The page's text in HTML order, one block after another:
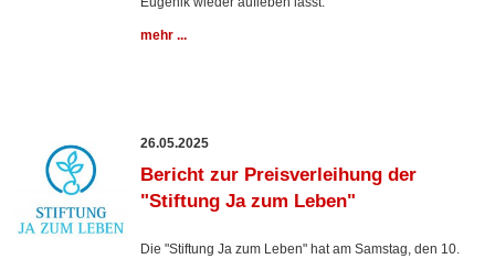
mehr ...
26.05.2025
Bericht zur Preisverleihung der
"Stiftung Ja zum Leben"
Die "Stiftung Ja zum Leben" hat am Samstag, den 10.